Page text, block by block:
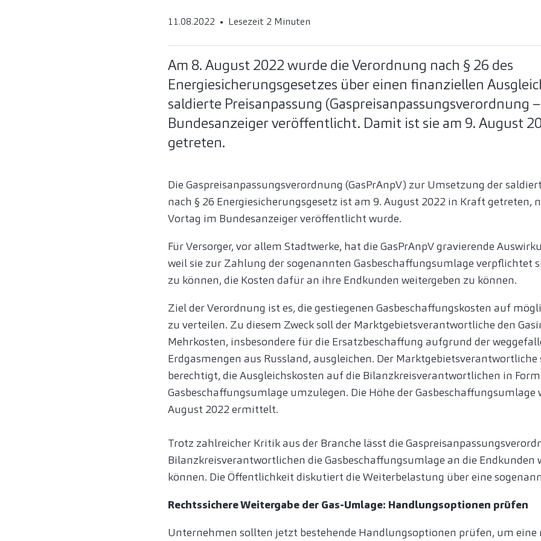
11.08.2022 Lesezeit 2 Minuten
Am 8. August 2022 wurde die Verordnung nach § 26 des
Energiesicherungsgesetzes über einen finanziellen
saldierte Preisanpassung (Gaspreisanpassungsverordnung
Bundesanzeiger veröffentlicht. Damit ist sie am 9. August
getreten.
Die Gaspreisanpassungsverordnung (GasPrAnpV) zur Umsetzung der
nach § 26 Energiesicherungsgesetz ist am 9. August 2022 in Kraft getreten,
Vortag im Bundesanzeiger veröffentlicht wurde.
Für Versorger, vor allem Stadtwerke, hat die GasPrAnpV gravierende
weil sie zur Zahlung der sogenannten Gasbeschaffungsumlage verpflichtet
zu können, die Kosten dafür an ihre Endkunden weitergeben zu können.
Ziel der Verordnung ist es, die gestiegenen Gasbeschaffungskosten auf
zu verteilen. Zu diesem Zweck soll der Marktgebietsverantwortliche den
Mehrkosten, insbesondere für die Ersatzbeschaffung aufgrund der
Erdgasmengen aus Russland, ausgleichen. Der
berechtigt, die Ausgleichskosten auf die Bilanzkreisverantwortlichen in
Gasbeschaffungsumlage umzulegen. Die Höhe der Gasbeschaffungsumlage
August 2022 ermittelt.
Trotz zahlreicher Kritik aus der Branche lässt die
Bilanzkreisverantwortlichen die Gasbeschaffungsumlage an die Endkunden
können. Die Öffentlichkeit diskutiert die Weiterbelastung über eine
Rechtssichere Weitergabe der Gas-Umlage: Handlungsoptionen prüfen
Unternehmen sollten jetzt bestehende Handlungsoptionen prüfen, um